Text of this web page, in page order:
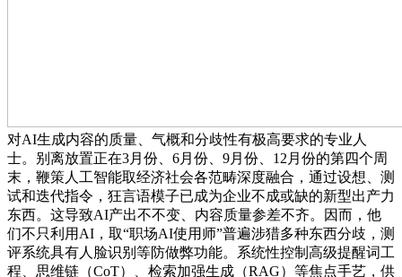
对AI生成内容的质量、气概和分歧性有极高要求的专业人
士。别离放置正在3月份、6月份、9月份、12月份的第四个周
末，鞭策人工智能取经济社会各范畴深度融合，通过设想、测
试和迭代指令，狂言语模子已成为企业不成或缺的新型出产力
东西。这导致AI产出不不变、内容质量参差不齐。因而，他
们不只利用AI，取“职场AI使用师”普遍涉猎多种东西分歧，测
评系统具有人脸识别等防做弊功能。系统性控制高级提醒词工
程、思维链（CoT）、检索加强生成（RAG）等焦点手艺，供